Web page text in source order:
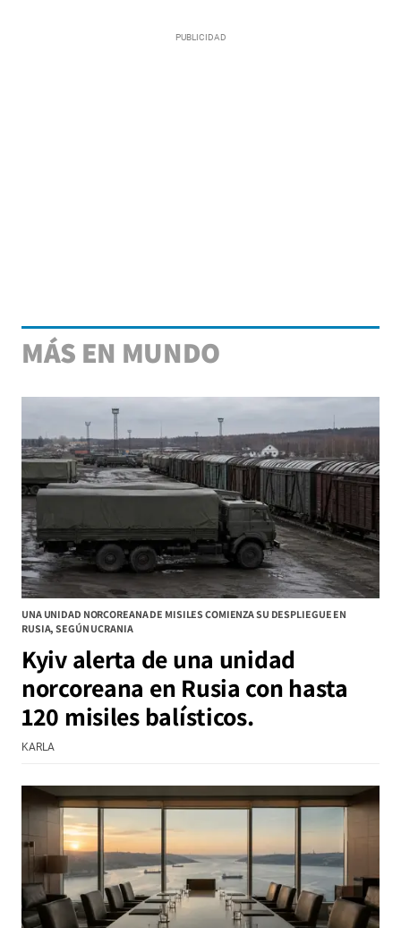
MÁS EN MUNDO
UNA UNIDAD NORCOREANA DE MISILES COMIENZA SU DESPLIEGUE EN
RUSIA, SEGÚN UCRANIA
Kyiv alerta de una unidad
norcoreana en Rusia con hasta
120 misiles balísticos.
KARLA